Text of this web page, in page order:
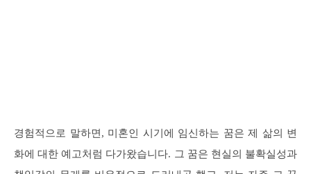
경험적으로 말하면, 미혼인 시기에 임신하는 꿈은 제 삶의 변
화에 대한 예고처럼 다가왔습니다. 그 꿈은 현실의 불확실성과